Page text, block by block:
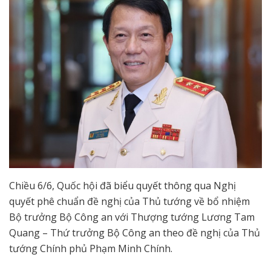
Chiều 6/6, Quốc hội đã biểu quyết thông qua Nghị
quyết phê chuẩn đề nghị của Thủ tướng về bổ nhiệm
Bộ trưởng Bộ Công an với Thượng tướng Lương Tam
Quang – Thứ trưởng Bộ Công an theo đề nghị của Thủ
tướng Chính phủ Phạm Minh Chính.